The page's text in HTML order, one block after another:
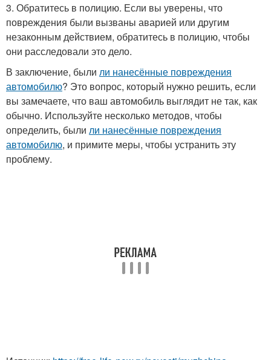
3. Обратитесь в полицию. Если вы уверены, что
повреждения были вызваны аварией или другим
незаконным действием, обратитесь в полицию, чтобы
они расследовали это дело.
В заключение, были ли нанесённые повреждения
автомобилю? Это вопрос, который нужно решить, если
вы замечаете, что ваш автомобиль выглядит не так, как
обычно. Используйте несколько методов, чтобы
определить, были ли нанесённые повреждения
автомобилю, и примите меры, чтобы устранить эту
проблему.